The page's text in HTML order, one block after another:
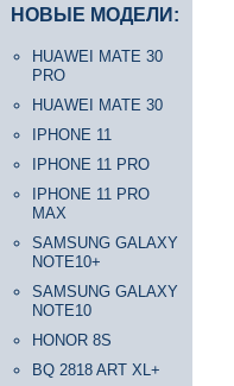
НОВЫЕ МОДЕЛИ:
HUAWEI MATE 30
PRO
HUAWEI MATE 30
IPHONE 11
IPHONE 11 PRO
IPHONE 11 PRO
MAX
SAMSUNG GALAXY
NOTE10+
SAMSUNG GALAXY
NOTE10
HONOR 8S
BQ 2818 ART XL+